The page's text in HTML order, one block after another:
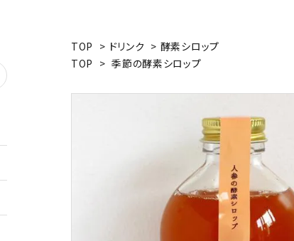
TOP > ドリンク > 酵素シロップ
TOP > 季節の酵素シロップ